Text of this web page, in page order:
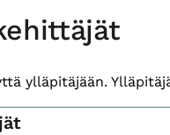
ylläpitäjään.